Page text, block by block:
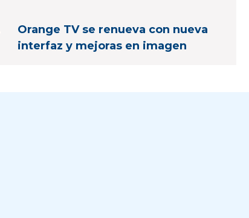
Orange TV se renueva con nueva
interfaz y mejoras en imagen